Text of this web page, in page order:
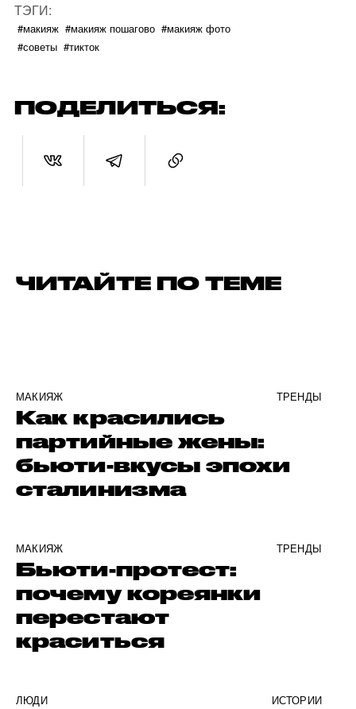
ТЭГИ:
#макияж #макияж пошагово #макияж фото
#советы #тикток
ПОДЕЛИТЬСЯ:
ЧИТАЙТЕ ПО ТЕМЕ
МАКИЯЖ ТРЕНДЫ
Как красились
партийные жены:
бьюти-вкусы эпохи
сталинизма
МАКИЯЖ ТРЕНДЫ
Бьюти-протест:
почему кореянки
перестают
краситься
ЛЮДИ ИСТОРИИ